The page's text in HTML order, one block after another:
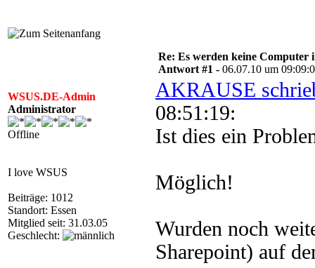
WSUS.DE-Admin
Administrator
Offline
I love WSUS
Beiträge: 1012
Standort: Essen
Mitglied seit: 31.03.05
Geschlecht:
Re: Es werden keine Computer
Antwort #1 - 06.07.10 um
AKRAUSE
08:51:19:
Ist dies ein
Möglich!
Wurden noch
Sharepoint) auf